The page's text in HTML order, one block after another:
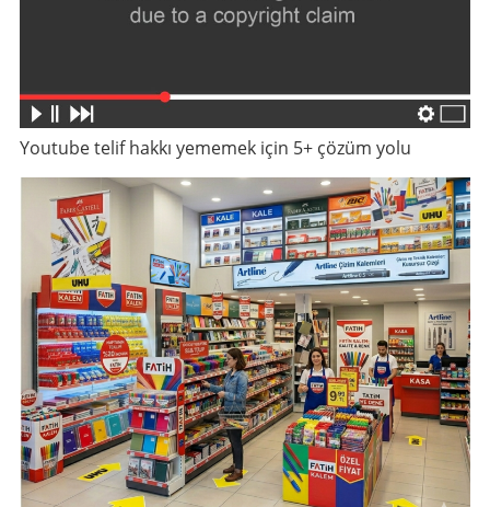
Youtube telif hakkı yememek için 5+ çözüm yolu